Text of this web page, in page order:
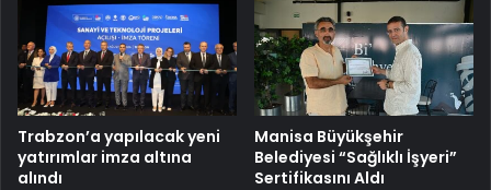
Trabzon’a yapılacak yeni
yatırımlar imza altına
alındı
Manisa Büyükşehir
Belediyesi “Sağlıklı İşyeri”
Sertifikasını Aldı